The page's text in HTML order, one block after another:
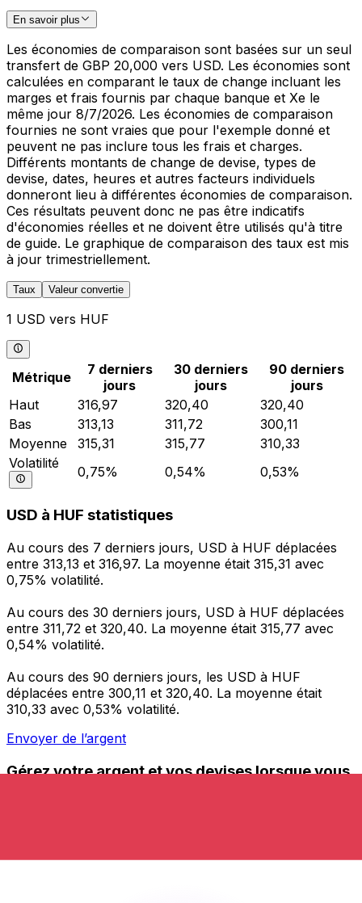
En savoir plus
Les économies de comparaison sont basées sur un seul
transfert de GBP 20,000 vers USD. Les économies sont
calculées en comparant le taux de change incluant les
marges et frais fournis par chaque banque et Xe le
même jour 8/7/2026. Les économies de comparaison
fournies ne sont vraies que pour l'exemple donné et
peuvent ne pas inclure tous les frais et charges.
Différents montants de change de devise, types de
devise, dates, heures et autres facteurs individuels
donneront lieu à différentes économies de comparaison.
Ces résultats peuvent donc ne pas être indicatifs
d'économies réelles et ne doivent être utilisés qu'à titre
de guide. Le graphique de comparaison des taux est mis
à jour trimestriellement.
Taux Valeur convertie
1 USD vers HUF
Métrique
7 derniers
jours
30 derniers
jours
90 derniers
jours
Haut
316,97 320,40
320,40
Bas
313,13 311,72
300,11
Moyenne
315,31 315,77
310,33
Volatilité
0,75% 0,54% 0,53%
USD à HUF statistiques
Au cours des 7 derniers jours, USD à HUF déplacées
entre 313,13 et 316,97. La moyenne était 315,31 avec
0,75% volatilité.
Au cours des 30 derniers jours, USD à HUF déplacées
entre 311,72 et 320,40. La moyenne était 315,77 avec
0,54% volatilité.
Au cours des 90 derniers jours, les USD à HUF
déplacées entre 300,11 et 320,40. La moyenne était
310,33 avec 0,53% volatilité.
Envoyer de l’argent
Gérez votre argent et vos devises lorsque vous